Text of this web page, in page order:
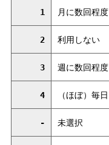
1 月に数回程度
2 利用しない
3 週に数回程度
4 （ほぼ）毎日
- 未選択